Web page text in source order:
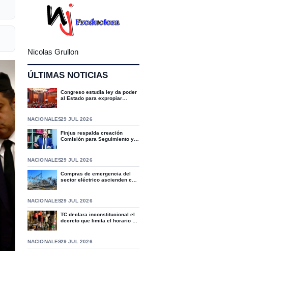
Nicolas Grullon
ÚLTIMAS NOTICIAS
Congreso estudia ley da poder
al Estado para expropiar
NACIONALES29 JUL 2026
Finjus respalda creación
Comisión para Seguimiento y
NACIONALES29 JUL 2026
Compras de emergencia del
sector eléctrico ascienden casi
NACIONALES29 JUL 2026
TC declara inconstitucional el
decreto que limita el horario de
NACIONALES29 JUL 2026